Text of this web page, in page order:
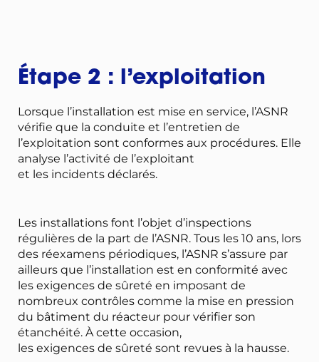
Étape 2 : l’exploitation
Lorsque l’installation est mise en service, l’ASNR
vérifie que la conduite et l’entretien de
l’exploitation sont conformes aux procédures. Elle
analyse l’activité de l’exploitant
et les incidents déclarés.
Les installations font l’objet d’inspections
régulières de la part de l’ASNR. Tous les 10 ans, lors
des réexamens périodiques, l’ASNR s’assure par
ailleurs que l’installation est en conformité avec
les exigences de sûreté en imposant de
nombreux contrôles comme la mise en pression
du bâtiment du réacteur pour vérifier son
étanchéité. À cette occasion,
les exigences de sûreté sont revues à la hausse.